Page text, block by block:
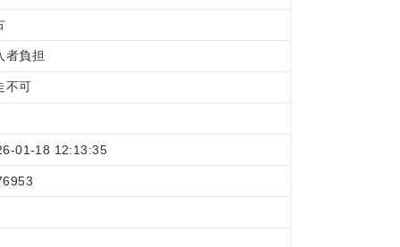
者負担
不可
01-18 12:13:35